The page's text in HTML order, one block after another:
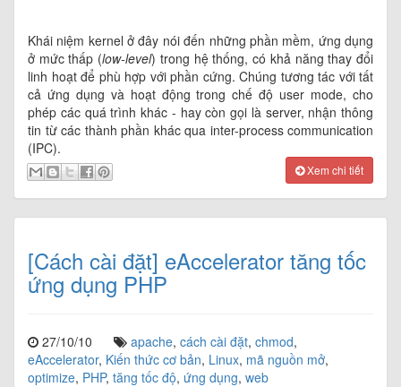
Khái niệm kernel ở đây nói đến những phần mềm, ứng dụng
ở mức thấp (low-level) trong hệ thống, có khả năng thay đổi
linh hoạt để phù hợp với phần cứng. Chúng tương tác với tất
cả ứng dụng và hoạt động trong chế độ user mode, cho
phép các quá trình khác - hay còn gọi là server, nhận thông
tin từ các thành phần khác qua inter-process communication
(IPC).
Xem chi tiết
[Cách cài đặt] eAccelerator tăng tốc
ứng dụng PHP
27/10/10 apache, cách cài đặt, chmod,
eAccelerator, Kiến thức cơ bản, Linux, mã nguồn mở,
optimize, PHP, tăng tốc độ, ứng dụng, web